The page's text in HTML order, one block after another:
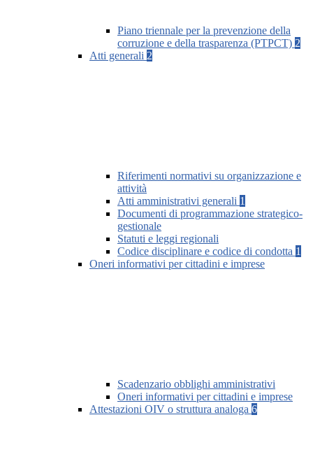
Piano triennale per la prevenzione della
corruzione e della trasparenza (PTPCT) 2
Atti generali 2
Riferimenti normativi su organizzazione e
attività
Atti amministrativi generali 1
Documenti di programmazione strategico-
gestionale
Statuti e leggi regionali
Codice disciplinare e codice di condotta 1
Oneri informativi per cittadini e imprese
Scadenzario obblighi amministrativi
Oneri informativi per cittadini e imprese
Attestazioni OIV o struttura analoga 6